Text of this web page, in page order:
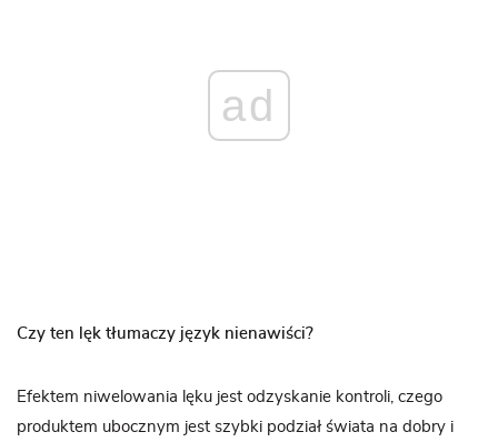
ad
Czy ten lęk tłumaczy język nienawiści?
Efektem niwelowania lęku jest odzyskanie kontroli, czego
produktem ubocznym jest szybki podział świata na dobry i